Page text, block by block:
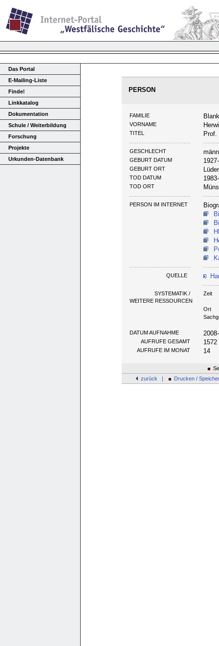
Das Portal
E-Mailing-Liste
Finde!
Linkkatalog
Dokumentation
Schule / Weiterbildung
Forschung
Projekte
Urkunden-Datenbank
PERSON
FAMILIE
VORNAME
TITEL Prof.
GESCHLECHT
GEBURT DATUM
GEBURT ORT
TOD DATUM
TOD ORT
PERSON IM INTERNET
QUELLE
SYSTEMATIK /
WEITERE RESSOURCEN
Zeit
Ort
DATUM AUFNAHME
AUFRUFE GESAMT 1572
AUFRUFE IM MONAT 14
zurück |
Drucken /